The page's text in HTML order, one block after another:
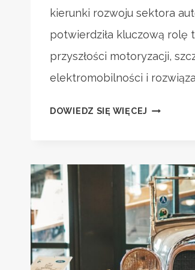
kierunki rozwoju sektora
potwierdziła kluczową rolę
przyszłości motoryzacji,
elektromobilności i
DOWIEDZ SIĘ WIĘCEJ PRZEGLĄD
WE
2025